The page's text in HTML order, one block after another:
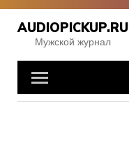
Перейти
содержимому
AUDIOPICKUP.RU
Мужской журнал